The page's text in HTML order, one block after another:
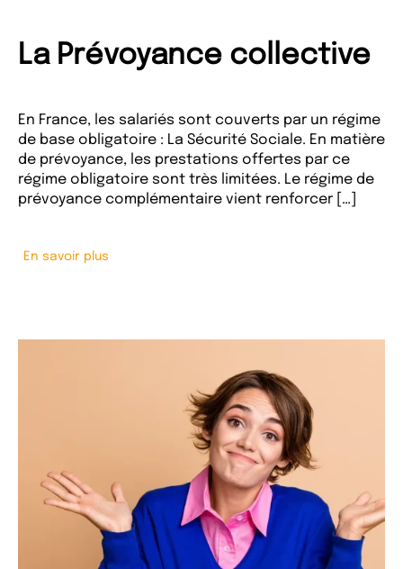
La Prévoyance collective
En France, les salariés sont couverts par un régime
de base obligatoire : La Sécurité Sociale. En matière
de prévoyance, les prestations offertes par ce
régime obligatoire sont très limitées. Le régime de
prévoyance complémentaire vient renforcer […]
En savoir plus